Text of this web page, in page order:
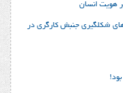
هویت انسان
کتاب «شوق یک خیز بلند» در یک نگاه؛ مروری بر ریشه‌های شکل‎گیری جنبش کارگری در